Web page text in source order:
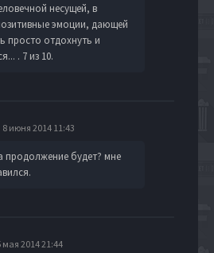
несущей, в
эмоции, дающей
просто отдохнуть и
. 7 из 10.
8 июня 2014 11:43
продолжение будет? мне
мая 2014 21:44